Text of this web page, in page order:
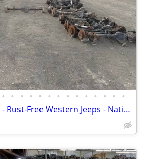
• • • • • • • • • • • • • •
Used OEM Jeep Parts - Rust-Free Western Jeeps - Nationwide Shipping